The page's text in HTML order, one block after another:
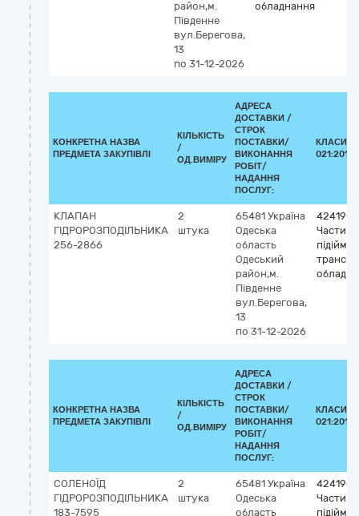
район,м.
Південне
вул.Берегова,
13
по 31-12-2026
обладнання
КОНКРЕТНА НАЗВА
ПРЕДМЕТА ЗАКУПІВЛІ
КІЛЬКІСТЬ
/
ОД.ВИМІРУ
АДРЕСА
ДОСТАВКИ /
СТРОК
ПОСТАВКИ/
ВИКОНАННЯ
РОБІТ/
НАДАННЯ
ПОСЛУГ:
021:2015
КЛАПАН
ГІДРОРОЗПОДІЛЬНИКА
256-2866
2
штука
65481 Україна
Одеська
область
Одеський
район,м.
Південне
вул.Берегова,
13
по 31-12-2026
Частини
КОНКРЕТНА НАЗВА
ПРЕДМЕТА ЗАКУПІВЛІ
КІЛЬКІСТЬ
/
ОД.ВИМІРУ
АДРЕСА
ДОСТАВКИ /
СТРОК
ПОСТАВКИ/
ВИКОНАННЯ
РОБІТ/
НАДАННЯ
ПОСЛУГ:
021:2015
СОЛЕНОЇД
ГІДРОРОЗПОДІЛЬНИКА
183-7595
2
штука
65481 Україна
Одеська
область
Частини